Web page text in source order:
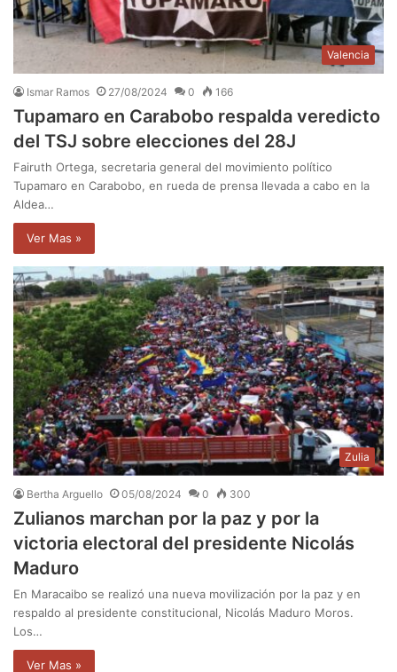
Valencia
Ismar Ramos 27/08/2024 0 166
Tupamaro en Carabobo respalda veredicto
del TSJ sobre elecciones del 28J
Fairuth Ortega, secretaria general del movimiento político
Tupamaro en Carabobo, en rueda de prensa llevada a cabo en la
Aldea…
Ver Mas »
Zulia
Bertha Arguello 05/08/2024 0 300
Zulianos marchan por la paz y por la
victoria electoral del presidente Nicolás
Maduro
En Maracaibo se realizó una nueva movilización por la paz y en
respaldo al presidente constitucional, Nicolás Maduro Moros.
Los…
Ver Mas »